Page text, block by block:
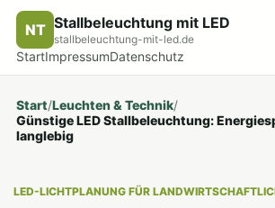
NT Stallbeleuchtung mit LED
stallbeleuchtung-mit-led.de
StartImpressumDatenschutz
Start/Leuchten & Technik/
Günstige LED Stallbeleuchtung:
langlebig
LED-LICHTPLANUNG FÜR